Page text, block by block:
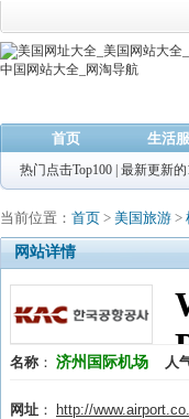
首页 生活
热门点击Top100 最新更新的
当前位置： 首页 > 美国旅游 >
网站详情
名称 ： 济州国际机场 人
网址 ： http://